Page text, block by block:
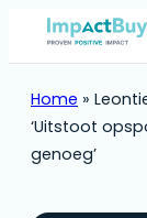
Home »
‘Uitstoot
genoeg’